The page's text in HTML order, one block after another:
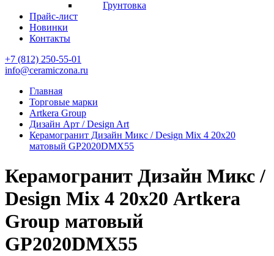
Грунтовка
Прайс-лист
Новинки
Контакты
+7 (812) 250-55-01
info@ceramiczona.ru
Главная
Торговые марки
Artkera Group
Дизайн Арт / Design Art
Керамогранит Дизайн Микс / Design Mix 4 20х20
матовый GP2020DMX55
Керамогранит Дизайн Микс /
Design Mix 4 20х20 Artkera
Group матовый
GP2020DMX55